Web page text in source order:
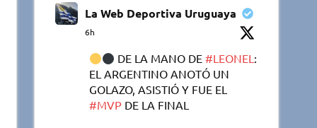
La Web Deportiva Uruguaya
6h
DE LA MANO DE#LEONEL :
EL ARGENTINO ANOTÓ UN
GOLAZO, ASISTIÓ Y FUE EL
#MVP DE LA FINAL